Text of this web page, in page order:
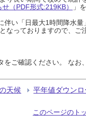
せ（PDF形式:219KB）
」
伴い「日最大1時間降水量
なっておりますので、ご
をご確認ください。 なお
天候 平年値ダウンロ
このページのト